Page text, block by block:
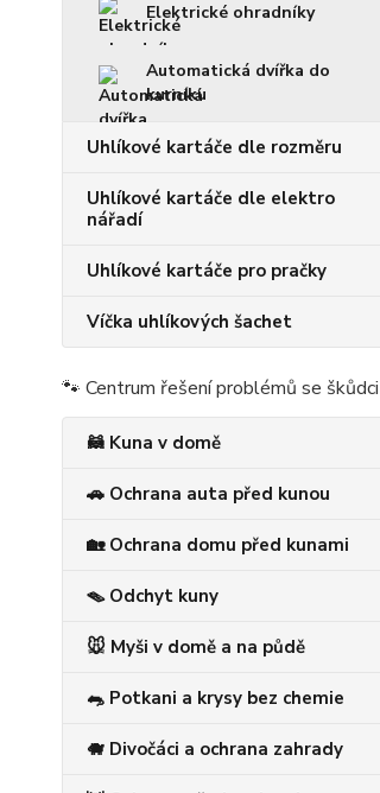
Elektrické ohradníky
Automatická dvířka do
kurníku
Uhlíkové kartáče dle rozměru
Uhlíkové kartáče dle elektro
nářadí
Uhlíkové kartáče pro pračky
Víčka uhlíkových šachet
🐾 Centrum řešení problémů se škůdci
🦝 Kuna v domě
🚗 Ochrana auta před kunou
🏡 Ochrana domu před kunami
🪤 Odchyt kuny
🐭 Myši v domě a na půdě
🐀 Potkani a krysy bez chemie
🐗 Divočáci a ochrana zahrady